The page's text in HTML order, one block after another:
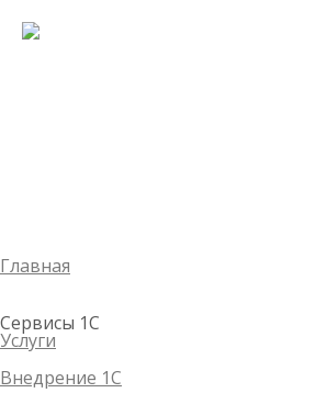
Главная
Сервисы 1С
Услуги
Внедрение 1С